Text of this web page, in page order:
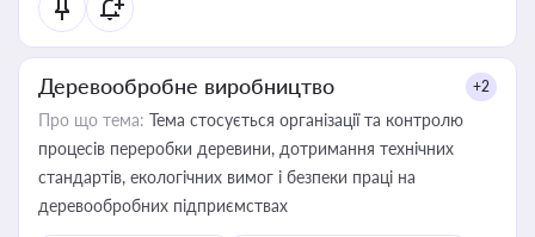
Деревообробне виробництво +2
Про що тема: Тема стосується організації та контролю
процесів переробки деревини, дотримання технічних
стандартів, екологічних вимог і безпеки праці на
деревообробних підприємствах